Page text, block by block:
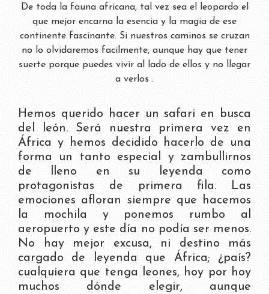
De toda la fauna africana, tal vez sea el leopardo el
que mejor encarna la esencia y la magia de ese
continente fascinante. Si nuestros caminos se cruzan
no lo olvidaremos facilmente, aunque hay que tener
suerte porque puedes vivir al lado de ellos y no llegar
a verlos .
Hemos querido hacer un safari en busca
del león. Será nuestra primera vez en
África y hemos decidido hacerlo de una
forma un tanto especial y zambullirnos
de lleno en su leyenda como
protagonistas de primera fila. Las
emociones afloran siempre que hacemos
la mochila y ponemos rumbo al
aeropuerto y este día no podía ser menos.
No hay mejor excusa, ni destino más
cargado de leyenda que África; ¿país?
cualquiera que tenga leones, hoy por hoy
muchos dónde elegir, aunque